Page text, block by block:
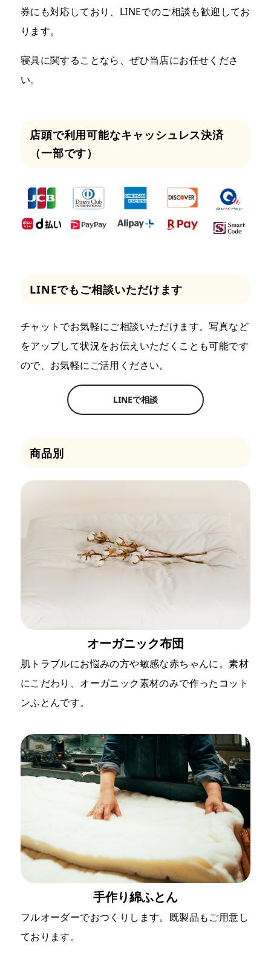
券にも対応しており、LINEでのご相談も歓迎してお
ります。
寝具に関することなら、ぜひ当店にお任せくださ
い。
店頭で利用可能なキャッシュレス決済
（一部です）
LINEでもご相談いただけます
チャットでお気軽にご相談いただけます。写真など
をアップして状況をお伝えいただくことも可能です
ので、お気軽にご活用ください。
LINEで相談
商品別
オーガニック布団
肌トラブルにお悩みの方や敏感な赤ちゃんに。素材
にこだわり、オーガニック素材のみで作ったコット
ンふとんです。
手作り綿ふとん
フルオーダーでおつくりします。既製品もご用意し
ております。